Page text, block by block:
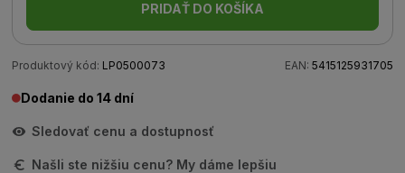
PRIDAŤ DO KOŠÍKA
Produktový kód: LP0500073 EAN: 5415125931705
Dodanie do 14 dní
Sledovať cenu a dostupnosť
Našli ste nižšiu cenu? My dáme lepšiu